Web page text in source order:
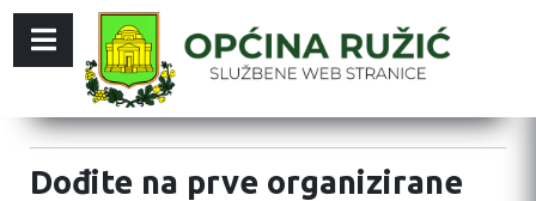
Dođite na prve organizirane